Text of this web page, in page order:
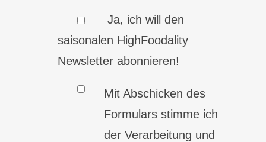
Ja, ich will den
saisonalen HighFoodality
Newsletter abonnieren!
Mit Abschicken des
Formulars stimme ich
der Verarbeitung und